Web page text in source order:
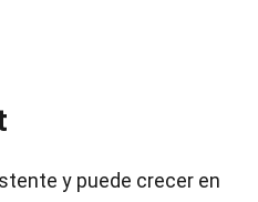
y puede crecer en